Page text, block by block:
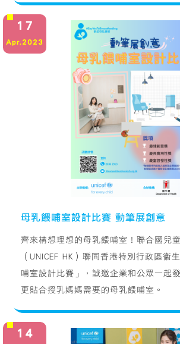
17
Apr.2023
母乳餵哺室設計比賽 動筆展創意
齊來構想理想的母乳餵哺室！聯合國兒
（UNICEF HK）聯同香港特別行政區衞
哺室設計比賽」，誠邀企業和公眾一起
更貼合授乳媽媽需要的母乳餵哺室。
14